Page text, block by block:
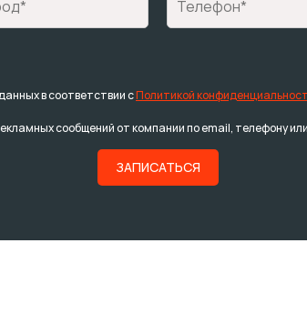
в соответствии сПолитикой
сообщений от компании по email, телефону